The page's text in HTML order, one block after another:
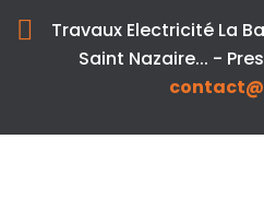
Travaux Electricité La
Saint Nazaire... -